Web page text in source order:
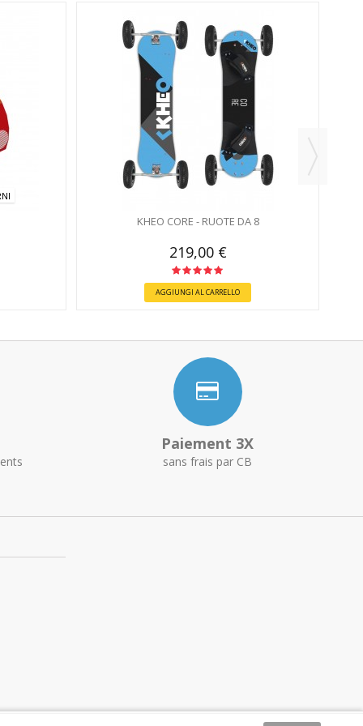
KHEO CORE - RUOTE DA 8
219,00 €
AGGIUNGI AL CARRELLO
Paiement 3X
sans frais par CB